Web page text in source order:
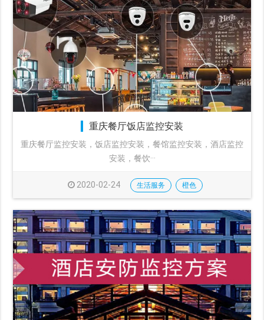
重庆餐厅饭店监控安装
重庆餐厅监控安装，饭店监控安装，餐馆监控安装，酒店监控
安装，餐饮···
2020-02-24 生活服务 橙色